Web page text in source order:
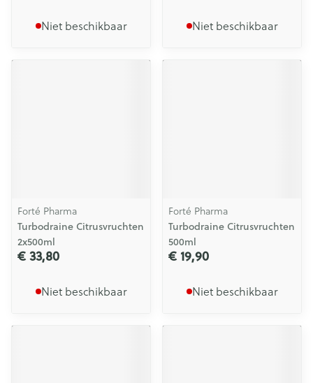
Niet beschikbaar Niet beschikbaar
Forté Pharma
Turbodraine Citrusvruchten
2x500ml
€ 33,80
Niet beschikbaar
Forté Pharma
Turbodraine Citrusvruchten
500ml
€ 19,90
Niet beschikbaar